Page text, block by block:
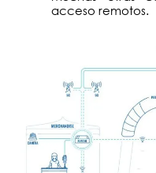
acceso remotos.